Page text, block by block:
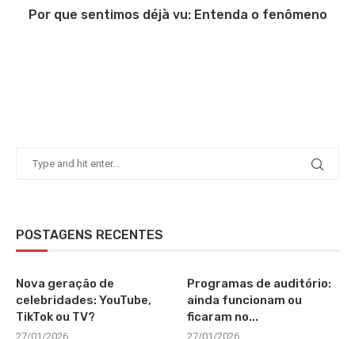
Por que sentimos déjà vu: Entenda o fenômeno
POSTAGENS RECENTES
Nova geração de
celebridades: YouTube,
TikTok ou TV?
27/01/2026
Programas de auditório:
ainda funcionam ou
ficaram no...
27/01/2026